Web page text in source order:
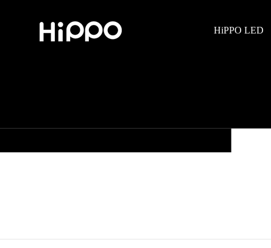
HiPPO LED